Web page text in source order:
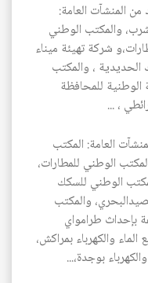
المنشآت العامة:
والمكتب الوطني
شركة تهيئة ميناء
، والمكتب
الوطنية للمحافظة
، ...
العامة: المكتب
الوطني للمطارات،
الوطني للسكك
والمكتب
بإحداث طرامواي
الماء والكهرباء بمراكش،
بوجدة،...